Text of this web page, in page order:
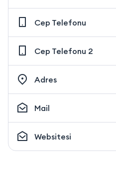
Cep Telefonu
Cep Telefonu 2
Adres
Mail
Websitesi